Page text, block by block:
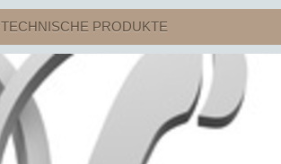
TECHNISCHE PRODUKTE